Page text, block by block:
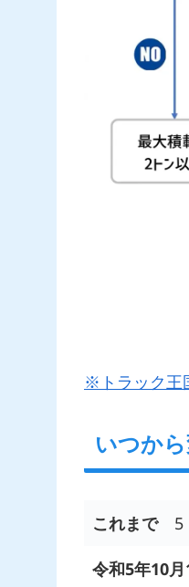
※トラック王
いつか
これまで5
令和5年10